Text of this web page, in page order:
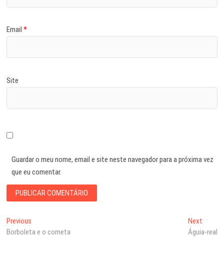
Email*
Site
Guardar o meu nome, email e site neste navegador para a próxima vez
que eu comentar.
Navegação
de
Previous
post:
Borboleta e o cometa
NextNext
post:
Águia-real